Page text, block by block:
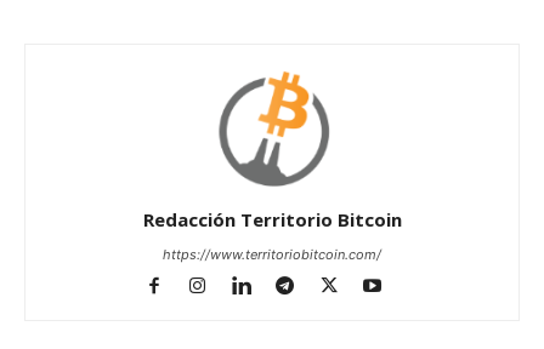
Redacción Territorio Bitcoin
https://www.territoriobitcoin.com/